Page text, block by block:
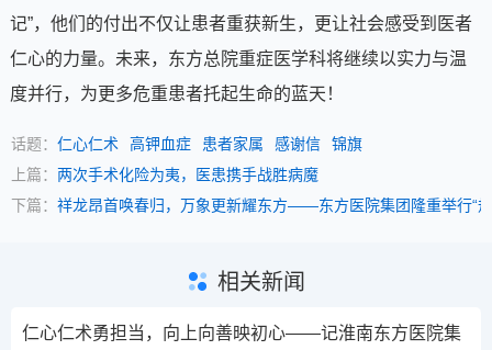
记”，他们的付出不仅让患者重获新生，更让社会感受到医者
仁心的力量。未来，东方总院重症医学科将继续以实力与温
度并行，为更多危重患者托起生命的蓝天！
话题： 仁心仁术 高钾血症 患者家属 感谢信
锦旗
上篇： 两次手术化险为夷，医患携手战胜病魔
下篇： 祥龙昂首唤春归，万象更新耀东方——东方医院集团隆重举行“
相关新闻
仁心仁术勇担当，向上向善映初心——记淮南东方医院集